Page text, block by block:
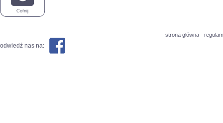
Cofnij
strona główna
odwiedź nas na: